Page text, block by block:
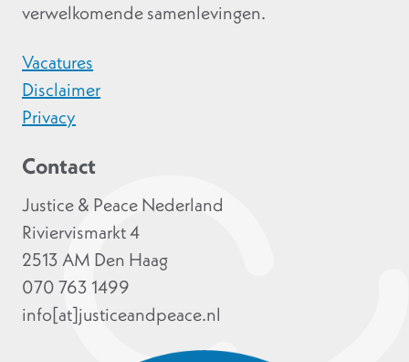
verwelkomende samenlevingen.
Vacatures
Disclaimer
Privacy
Contact
Justice & Peace Nederland
Riviervismarkt 4
2513 AM Den Haag
070 763 1499
info[at]justiceandpeace.nl